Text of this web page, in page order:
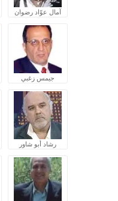
آمال عوّاد رضوان
جيمس زغبي
رشاد أبو شاور